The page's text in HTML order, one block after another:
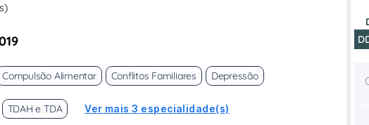
Compulsão Alimentar Conflitos Familiares Depressão
TDAH e TDA Ver mais 3 especialidade(s)